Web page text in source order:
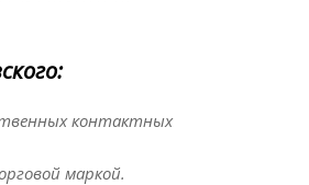
контактных
маркой.